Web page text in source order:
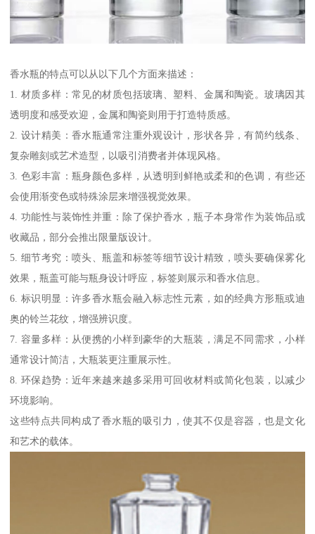
香水瓶的特点可以从以下几个方面来描述：
1. 材质多样：常见的材质包括玻璃、塑料、金属和陶瓷。玻璃因其
透明度和感受欢迎，金属和陶瓷则用于打造特质感。
2. 设计精美：香水瓶通常注重外观设计，形状各异，有简约线条、
复杂雕刻或艺术造型，以吸引消费者并体现风格。
3. 色彩丰富：瓶身颜色多样，从透明到鲜艳或柔和的色调，有些还
会使用渐变色或特殊涂层来增强视觉效果。
4. 功能性与装饰性并重：除了保护香水，瓶子本身常作为装饰品或
收藏品，部分会推出限量版设计。
5. 细节考究：喷头、瓶盖和标签等细节设计精致，喷头要确保雾化
效果，瓶盖可能与瓶身设计呼应，标签则展示和香水信息。
6. 标识明显：许多香水瓶会融入标志性元素，如的经典方形瓶或迪
奥的铃兰花纹，增强辨识度。
7. 容量多样：从便携的小样到豪华的大瓶装，满足不同需求，小样
通常设计简洁，大瓶装更注重展示性。
8. 环保趋势：近年来越来越多采用可回收材料或简化包装，以减少
环境影响。
这些特点共同构成了香水瓶的吸引力，使其不仅是容器，也是文化
和艺术的载体。